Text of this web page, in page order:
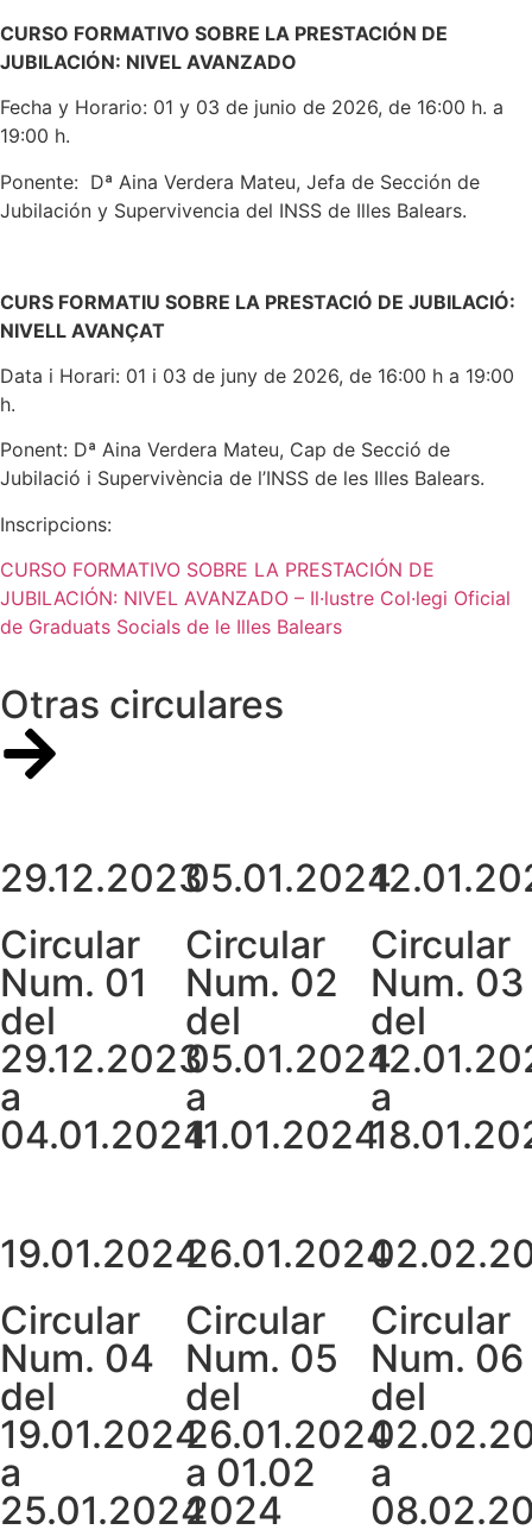
CURSO FORMATIVO SOBRE LA PRESTACIÓN DE
JUBILACIÓN: NIVEL AVANZADO
Fecha y Horario: 01 y 03 de junio de 2026, de 16:00 h. a
19:00 h.
Ponente: Dª Aina Verdera Mateu, Jefa de Sección de
Jubilación y Supervivencia del INSS de Illes Balears.
CURS FORMATIU SOBRE LA PRESTACIÓ DE JUBILACIÓ:
NIVELL AVANÇAT
Data i Horari: 01 i 03 de juny de 2026, de 16:00 h a 19:00
h.
Ponent: Dª Aina Verdera Mateu, Cap de Secció de
Jubilació i Supervivència de l’INSS de les Illes Balears.
Inscripcions:
CURSO FORMATIVO SOBRE LA PRESTACIÓN DE
JUBILACIÓN: NIVEL AVANZADO – Il·lustre Col·legi Oficial
de Graduats Socials de le Illes Balears
Otras circulares
29.12.2023
Circular
Num. 01
del
29.12.2023
a
04.01.2024
05.01.2024
Circular
Num. 02
del
05.01.2024
a
11.01.2024
Circular
Num. 03
del
a
19.01.2024
Circular
Num. 04
del
19.01.2024
a
25.01.2024
26.01.2024
Circular
Num. 05
del
26.01.2024
a 01.02
2024
Circular
Num. 06
del
a